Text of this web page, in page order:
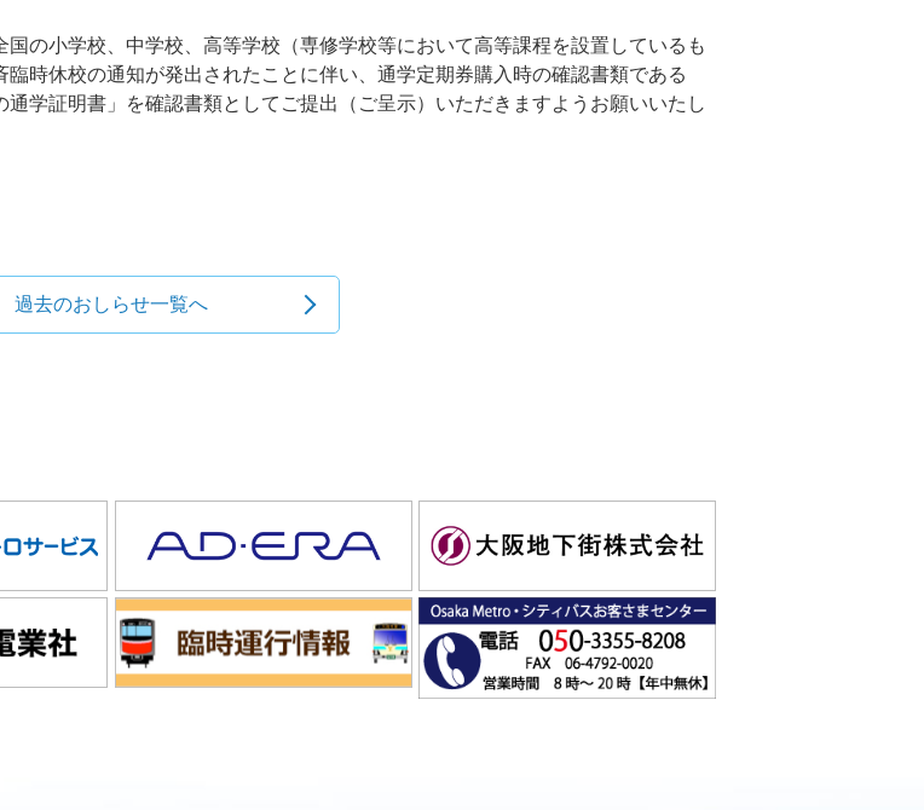
の小学校、中学校、高等学校（専修学校等において高等課程を設置しているも
時休校の通知が発出されたことに伴い、通学定期券購入時の確認書類である
学証明書」を確認書類としてご提出（ご呈示）いただきますようお願いいたし
過去のおしらせ一覧へ